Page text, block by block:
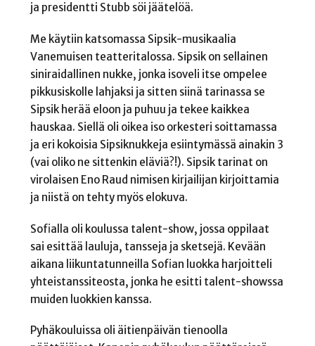
ja presidentti Stubb söi jäätelöä.
Me käytiin katsomassa Sipsik-musikaalia
Vanemuisen teatteritalossa. Sipsik on sellainen
siniraidallinen nukke, jonka isoveli itse ompelee
pikkusiskolle lahjaksi ja sitten siinä tarinassa se
Sipsik herää eloon ja puhuu ja tekee kaikkea
hauskaa. Siellä oli oikea iso orkesteri soittamassa
ja eri kokoisia Sipsiknukkeja esiintymässä ainakin 3
(vai oliko ne sittenkin eläviä?!). Sipsik tarinat on
virolaisen Eno Raud nimisen kirjailijan kirjoittamia
ja niistä on tehty myös elokuva.
Sofialla oli koulussa talent-show, jossa oppilaat
sai esittää lauluja, tansseja ja sketsejä. Kevään
aikana liikuntatunneilla Sofian luokka harjoitteli
yhteistanssiteosta, jonka he esitti talent-showssa
muiden luokkien kanssa.
Pyhäkouluissa oli äitienpäivän tienoolla